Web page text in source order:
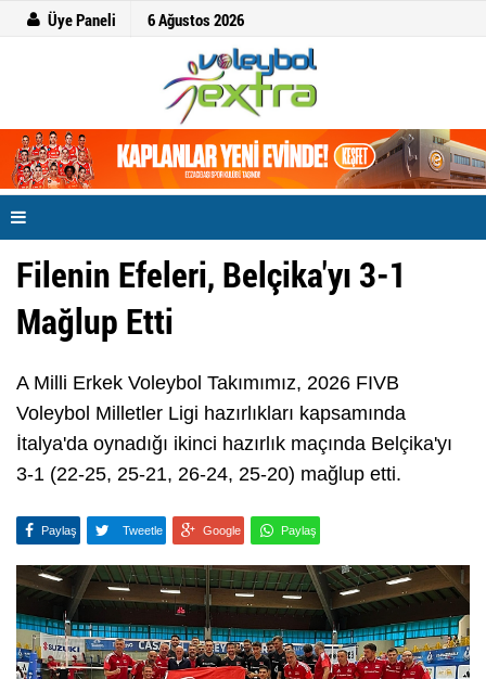
Üye Paneli 6 Ağustos 2026
Filenin Efeleri, Belçika'yı 3-1
Mağlup Etti
A Milli Erkek Voleybol Takımımız, 2026 FIVB
Voleybol Milletler Ligi hazırlıkları kapsamında
İtalya'da oynadığı ikinci hazırlık maçında Belçika'yı
3-1 (22-25, 25-21, 26-24, 25-20) mağlup etti.
Paylaş Tweetle Google Paylaş